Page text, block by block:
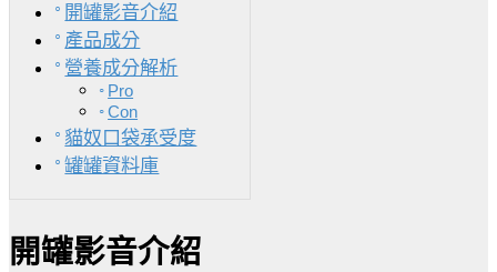
開罐影音介紹
產品成分
營養成分解析
Pro
Con
貓奴口袋承受度
罐罐資料庫
開罐影音介紹